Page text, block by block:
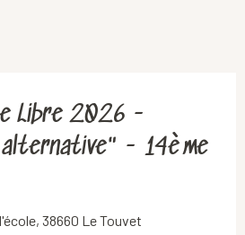
Libre 2026 -
- 14ème
38660 Le Touvet